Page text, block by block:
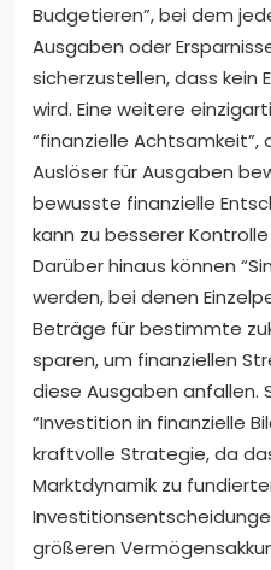
Budgetieren”, bei dem
Ausgaben oder
sicherzustellen, dass kein
wird. Eine weitere
“finanzielle
Auslöser für Ausgaben
bewusste finanzielle
kann zu besserer
Darüber hinaus können
werden, bei denen
Beträge für bestimmte
sparen, um finanziellen
diese Ausgaben anfallen.
“Investition in finanzielle
kraftvolle Strategie, da
Marktdynamik zu
größeren